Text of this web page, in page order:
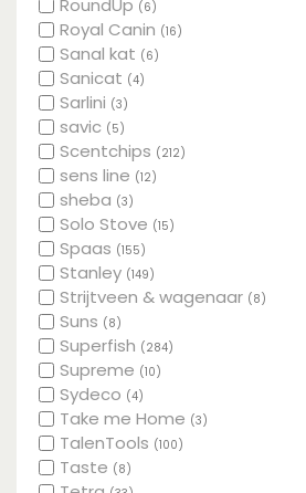
RoundUp (6)
Royal Canin (16)
Sanal kat (6)
Sanicat (4)
Sarlini (3)
savic (5)
Scentchips (212)
sens line (12)
sheba (3)
Solo Stove (15)
Spaas (155)
Stanley (149)
Strijtveen & wagenaar (8)
Suns (8)
Superfish (284)
Supreme (10)
Sydeco (4)
Take me Home (3)
TalenTools (100)
Taste (8)